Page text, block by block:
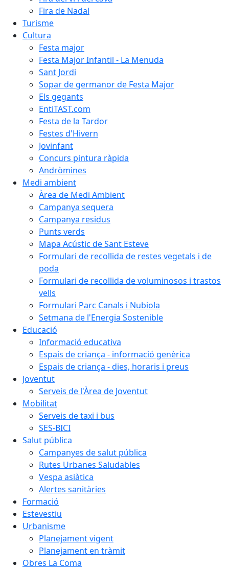
Fira de Nadal
Turisme
Cultura
Festa major
Festa Major Infantil - La Menuda
Sant Jordi
Sopar de germanor de Festa Major
Els gegants
EntiTAST.com
Festa de la Tardor
Festes d'Hivern
Jovinfant
Concurs pintura ràpida
Andròmines
Medi ambient
Àrea de Medi Ambient
Campanya sequera
Campanya residus
Punts verds
Mapa Acústic de Sant Esteve
Formulari de recollida de restes vegetals i de
poda
Formulari de recollida de voluminosos i trastos
vells
Formulari Parc Canals i Nubiola
Setmana de l'Energia Sostenible
Educació
Informació educativa
Espais de criança - informació genèrica
Espais de criança - dies, horaris i preus
Joventut
Serveis de l'Àrea de Joventut
Mobilitat
Serveis de taxi i bus
SES-BICI
Salut pública
Campanyes de salut pública
Rutes Urbanes Saludables
Vespa asiàtica
Alertes sanitàries
Formació
Estevestiu
Urbanisme
Planejament vigent
Planejament en tràmit
Obres La Coma